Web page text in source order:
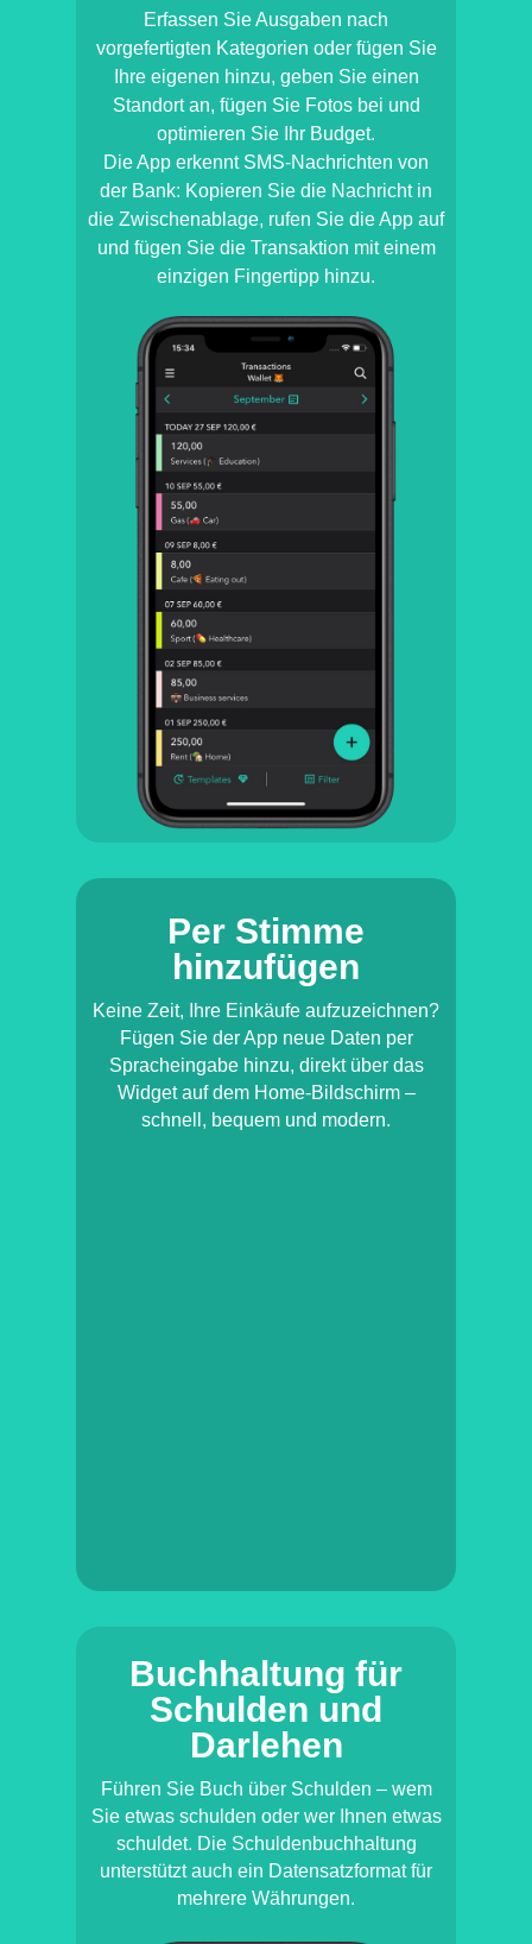
Erfassen Sie Ausgaben nach
vorgefertigten Kategorien oder fügen Sie
Ihre eigenen hinzu, geben Sie einen
Standort an, fügen Sie Fotos bei und
optimieren Sie Ihr Budget.
Die App erkennt SMS-Nachrichten von
der Bank: Kopieren Sie die Nachricht in
die Zwischenablage, rufen Sie die App auf
und fügen Sie die Transaktion mit einem
einzigen Fingertipp hinzu.
Per Stimme
hinzufügen
Keine Zeit, Ihre Einkäufe aufzuzeichnen?
Fügen Sie der App neue Daten per
Spracheingabe hinzu, direkt über das
Widget auf dem Home-Bildschirm –
schnell, bequem und modern.
Führen Sie Buch über Schulden – wem
Sie etwas schulden oder wer Ihnen etwas
schuldet. Die Schuldenbuchhaltung
unterstützt auch ein Datensatzformat für
mehrere Währungen.
Buchhaltung für
Schulden und
Darlehen